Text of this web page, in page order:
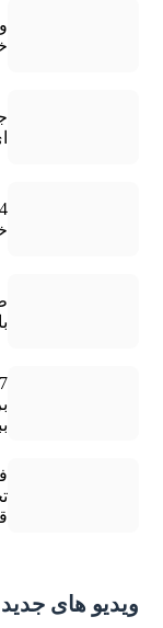
ویدیو های جدید